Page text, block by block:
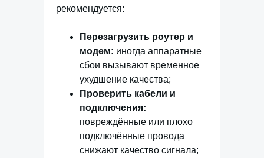
рекомендуется:
Перезагрузить роутер и
модем: иногда аппаратные
сбои вызывают временное
ухудшение качества;
Проверить кабели и
подключения:
повреждённые или плохо
подключённые провода
снижают качество сигнала;